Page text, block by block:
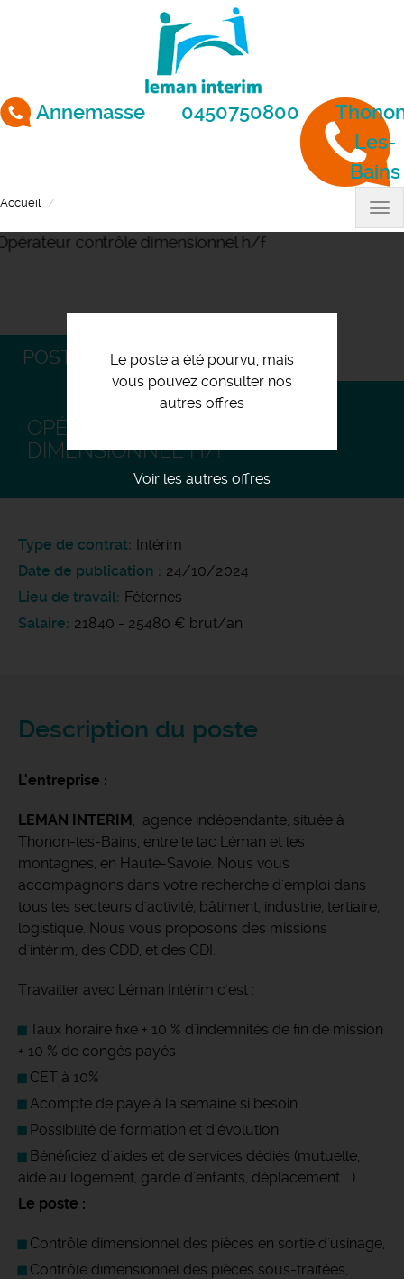
Annemasse 0450750800
Les-
Bains
Accueil
Le poste a été pourvu, mais
vous pouvez consulter nos
autres offres
Voir les autres offres
POSTULEZ
OPÉRATEUR CONTRÔLE
DIMENSIONNEL H/F
Type de contrat Intérim
Date de publication
24/10/2024
Lieu de travail Féternes
Salaire 21840 - 25480 € brut/an
Description du poste
L'entreprise :
LEMAN INTERIM, agence indépendante, située à
Thonon-les-Bains, entre le lac Léman et les
montagnes, en Haute-Savoie. Nous vous
accompagnons dans votre recherche d'emploi dans
tous les secteurs d'activité, bâtiment, industrie, tertiaire,
logistique. Nous vous proposons des missions
d'intérim, des CDD, et des CDI.
Travailler avec Léman Intérim c'est :
Taux horaire fixe + 10 % d’indemnités de fin de mission
+ 10 % de congés payés
CET à 10%
Acompte de paye à la semaine si besoin
Possibilité de formation et d'évolution
Bénéficiez d'aides et de services dédiés (mutuelle,
aide au logement, garde d'enfants, déplacement ...)
Le poste :
Contrôle dimensionnel des pièces en sortie d'usinage,
Contrôle dimensionnel des pièces sous-traitées,